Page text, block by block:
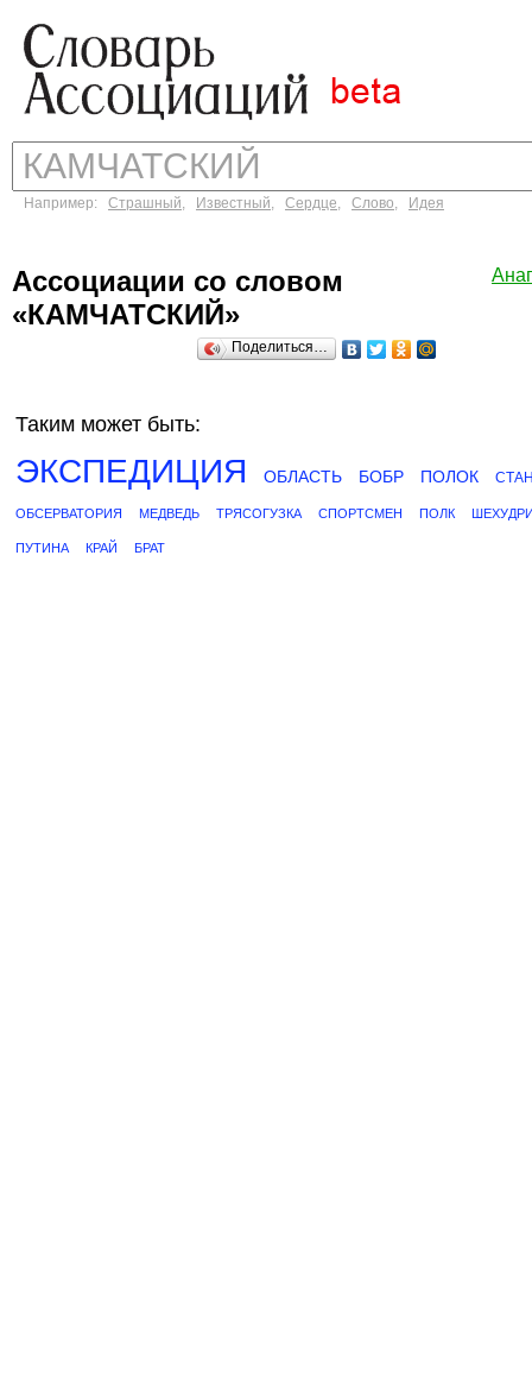
Например: Страшный, Известный, Сердце, Слово, Идея
Ассоциации со словом
«КАМЧАТСКИЙ»
Поделиться…
Таким может быть:
ЭКСПЕДИЦИЯ ОБЛАСТЬ БОБР ПОЛОК
ОБСЕРВАТОРИЯ МЕДВЕДЬ ТРЯСОГУЗКА СПОРТСМЕН ПОЛК
ПУТИНА КРАЙ БРАТ